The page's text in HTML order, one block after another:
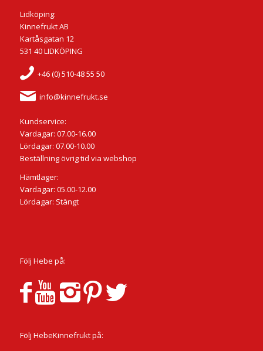
Lidköping:
Kinnefrukt AB
Kartåsgatan 12
531 40 LIDKÖPING
+46 (0) 510-48 55 50
info@kinnefrukt.se
Kundservice:
Vardagar: 07.00-16.00
Lördagar: 07.00-10.00
Beställning övrig tid via webshop
Hämtlager:
Vardagar: 05.00-12.00
Lördagar: Stängt
Följ Hebe på:
Följ HebeKinnefrukt på: